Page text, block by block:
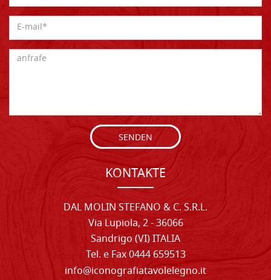
SENDEN
KONTAKTE
DAL MOLIN STEFANO & C. S.R.L.
Via Lupiola, 2 - 36066
Sandrigo (VI) ITALIA
Tel. e Fax 0444 659513
info@iconografiatavolelegno.it